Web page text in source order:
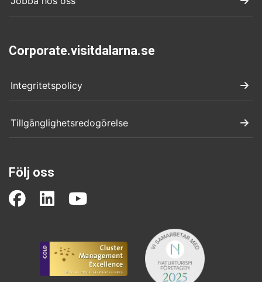
Corporate.visitdalarna.se
Integritetspolicy
Tillgänglighetsredogörelse
Följ oss
(opens in a new window)
(opens in a new window)
(opens in a new